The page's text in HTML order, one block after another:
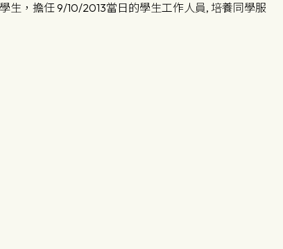
生，擔任 9/10/2013當日的學生工作人員, 培養同學服